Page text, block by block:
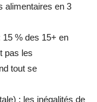
alimentaires en 3
15 % des 15+ en
pas les
tout se
: les inégalités de